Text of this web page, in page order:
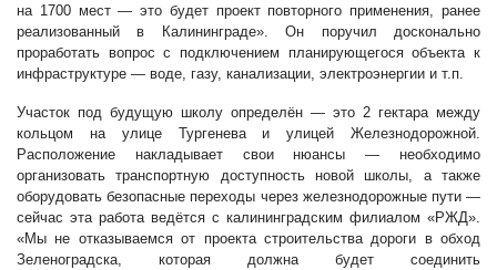
на 1700 мест — это будет проект повторного применения, ранее
реализованный в Калининграде». Он поручил досконально
проработать вопрос с подключением планирующегося объекта к
инфраструктуре — воде, газу, канализации, электроэнергии и т.п.
Участок под будущую школу определён — это 2 гектара между
кольцом на улице Тургенева и улицей Железнодорожной.
Расположение накладывает свои нюансы — необходимо
организовать транспортную доступность новой школы, а также
оборудовать безопасные переходы через железнодорожные пути —
сейчас эта работа ведётся с калининградским филиалом «РЖД».
«Мы не отказываемся от проекта строительства дороги в обход
Зеленоградска, которая должна будет соединить